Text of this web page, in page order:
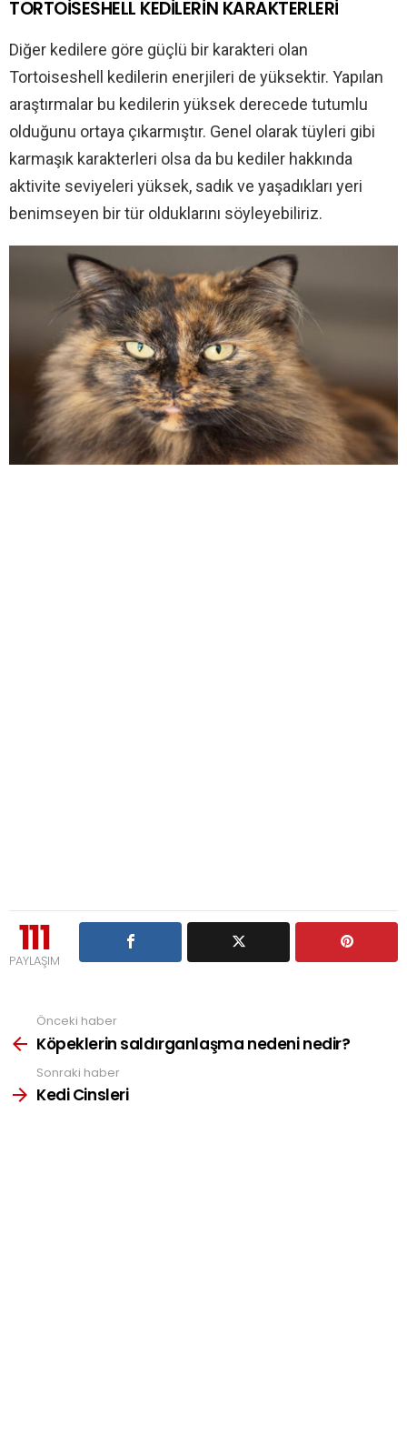
TORTOİSESHELL KEDİLERİN KARAKTERLERİ
Diğer kedilere göre güçlü bir karakteri olan
Tortoiseshell kedilerin enerjileri de yüksektir. Yapılan
araştırmalar bu kedilerin yüksek derecede tutumlu
olduğunu ortaya çıkarmıştır. Genel olarak tüyleri gibi
karmaşık karakterleri olsa da bu kediler hakkında
aktivite seviyeleri yüksek, sadık ve yaşadıkları yeri
benimseyen bir tür olduklarını söyleyebiliriz.
111
PAYLAŞIM
more
Önceki haber
Köpeklerin saldırganlaşma nedeni nedir?
Sonraki haber
Kedi Cinsleri